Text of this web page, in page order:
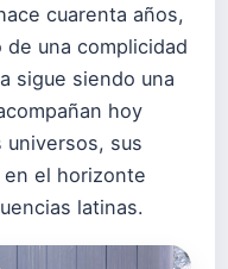
cuarenta años,
una complicidad
sigue siendo una
hoy
universos, sus
el horizonte
latinas.